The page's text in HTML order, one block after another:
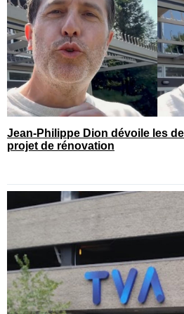
Jean-Philippe Dion dévoile les
projet de rénovation